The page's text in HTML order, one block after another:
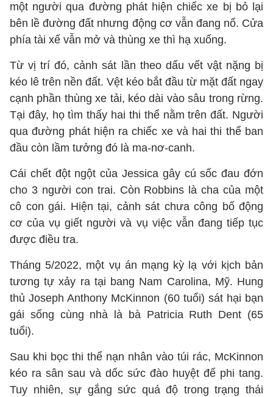
một người qua đường phát hiện chiếc xe bị bỏ lại
bên lề đường đất nhưng động cơ vẫn đang nổ. Cửa
phía tài xế vẫn mở và thùng xe thì hạ xuống.
Từ vị trí đó, cảnh sát lần theo dấu vết vật nặng bị
kéo lê trên nền đất. Vệt kéo bắt đầu từ mặt đất ngay
cạnh phần thùng xe tải, kéo dài vào sâu trong rừng.
Tại đây, họ tìm thấy hai thi thể nằm trên đất. Người
qua đường phát hiện ra chiếc xe và hai thi thể ban
đầu còn lầm tưởng đó là ma-nơ-canh.
Cái chết đột ngột của Jessica gây cú sốc đau đớn
cho 3 người con trai. Còn Robbins là cha của một
cô con gái. Hiện tại, cảnh sát chưa công bố động
cơ của vụ giết người và vụ việc vẫn đang tiếp tục
được điều tra.
Tháng 5/2022, một vụ án mạng kỳ lạ với kịch bản
tương tự xảy ra tại bang Nam Carolina, Mỹ. Hung
thủ Joseph Anthony McKinnon (60 tuổi) sát hại bạn
gái sống cùng nhà là bà Patricia Ruth Dent (65
tuổi).
Sau khi bọc thi thể nạn nhân vào túi rác, McKinnon
kéo ra sân sau và dốc sức đào huyệt để phi tang.
Tuy nhiên, sự gắng sức quá độ trong trạng thái